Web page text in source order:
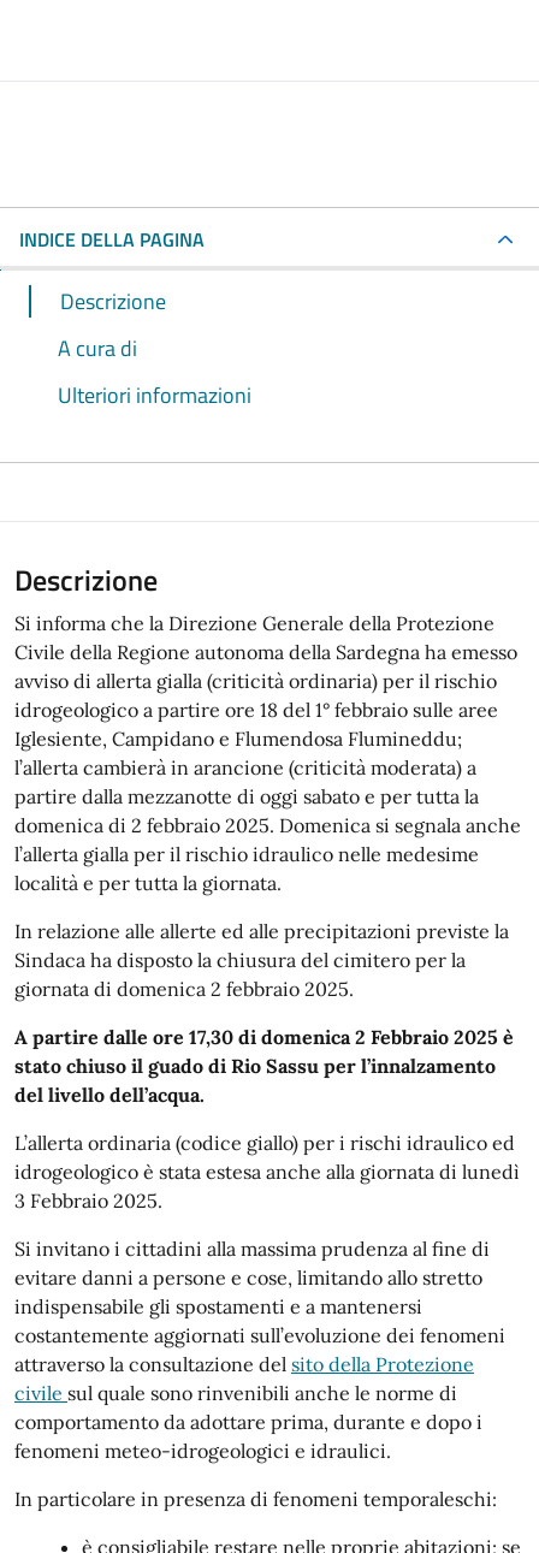
INDICE DELLA PAGINA
Descrizione
A cura di
Ulteriori informazioni
Descrizione
Si informa che la Direzione Generale della Protezione
Civile della Regione autonoma della Sardegna ha emesso
avviso di allerta gialla (criticità ordinaria) per il rischio
idrogeologico a partire ore 18 del 1° febbraio sulle aree
Iglesiente, Campidano e Flumendosa Flumineddu;
l’allerta cambierà in arancione (criticità moderata) a
partire dalla mezzanotte di oggi sabato e per tutta la
domenica di 2 febbraio 2025. Domenica si segnala anche
l’allerta gialla per il rischio idraulico nelle medesime
località e per tutta la giornata.
In relazione alle allerte ed alle precipitazioni previste la
Sindaca ha disposto la chiusura del cimitero per la
giornata di domenica 2 febbraio 2025.
A partire dalle ore 17,30 di domenica 2 Febbraio 2025 è
stato chiuso il guado di Rio Sassu per l’innalzamento
del livello dell’acqua.
L’allerta ordinaria (codice giallo) per i rischi idraulico ed
idrogeologico è stata estesa anche alla giornata di lunedì
3 Febbraio 2025.
Si invitano i cittadini alla massima prudenza al fine di
evitare danni a persone e cose, limitando allo stretto
indispensabile gli spostamenti e a mantenersi
costantemente aggiornati sull’evoluzione dei fenomeni
attraverso la consultazione del sito della Protezione
civile sul quale sono rinvenibili anche le norme di
comportamento da adottare prima, durante e dopo i
fenomeni meteo-idrogeologici e idraulici.
In particolare in presenza di fenomeni temporaleschi:
è consigliabile restare nelle proprie abitazioni; se